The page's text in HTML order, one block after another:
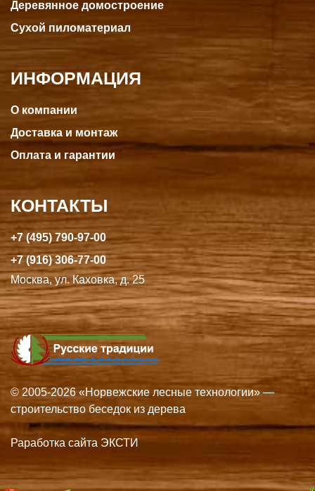
Деревянное домостроение
Сухой пиломатериал
ИНФОРМАЦИЯ
О компании
Доставка и монтаж
Оплата и гарантии
КОНТАКТЫ
+7 (495) 790-97-00
+7 (916) 306-77-00
Москва, ул. Каховка, д. 25
© 2005-2026 «Норвежские лесные технологии» —
строительство беседок из дерева
Раработка сайта ЭКСТИ